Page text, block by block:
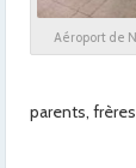
Aéroport de
parents,